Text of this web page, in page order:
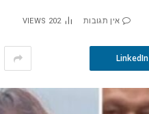
אין תגובות 202
VIEWS
LinkedIn